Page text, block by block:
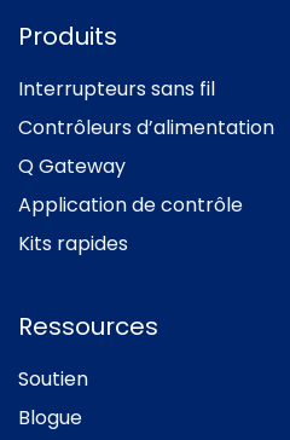
Produits
Interrupteurs sans fil
Contrôleurs d’alimentation
Q Gateway
Application de contrôle
Kits rapides
Ressources
Soutien
Blogue